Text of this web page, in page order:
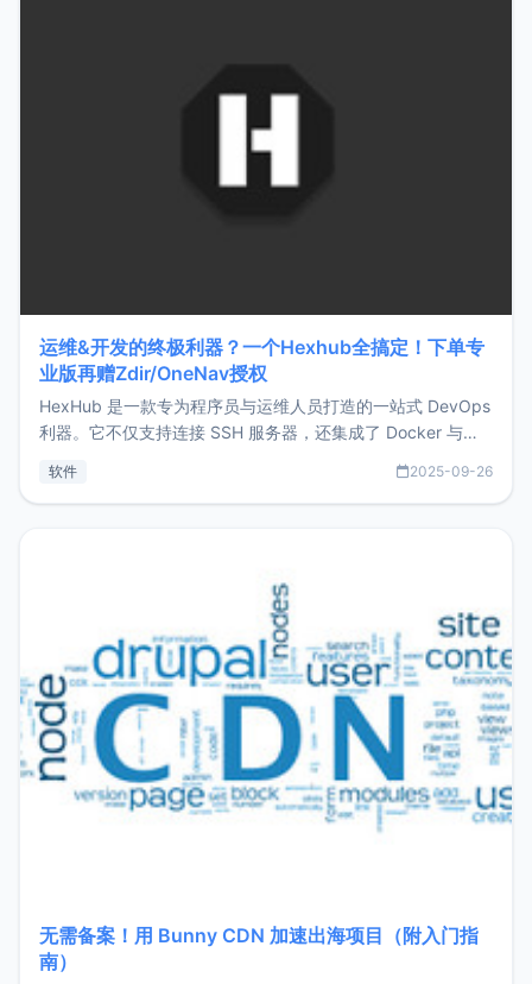
运维&开发的终极利器？一个Hexhub全搞定！下单专
业版再赠Zdir/OneNav授权
HexHub 是一款专为程序员与运维人员打造的一站式 DevOps
利器。它不仅支持连接 SSH 服务器，还集成了 Docker 与常
件间频繁切换，仅凭 HexHub 即可同时搞定运维与数据库操
软件 2025-09-26
无需备案！用 Bunny CDN 加速出海项目（附入门指
南）